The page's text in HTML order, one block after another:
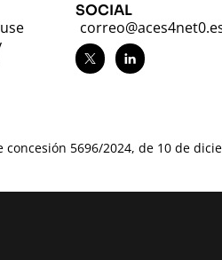
SOCIAL
concesión 5696/2024, de 10 de